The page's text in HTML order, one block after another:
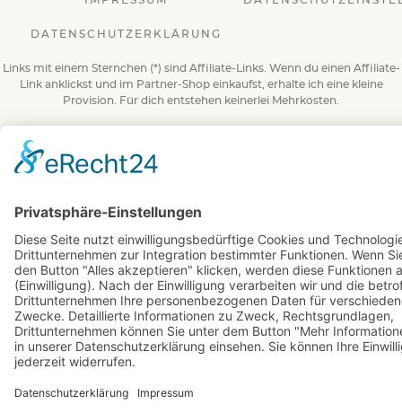
DATENSCHUTZERKLÄRUNG
Links mit einem Sternchen (*) sind Affiliate-Links. Wenn du einen Affiliate-
Link anklickst und im Partner-Shop einkaufst, erhalte ich eine kleine
Provision. Für dich entstehen keinerlei Mehrkosten.
© 2026 BuchBesessen